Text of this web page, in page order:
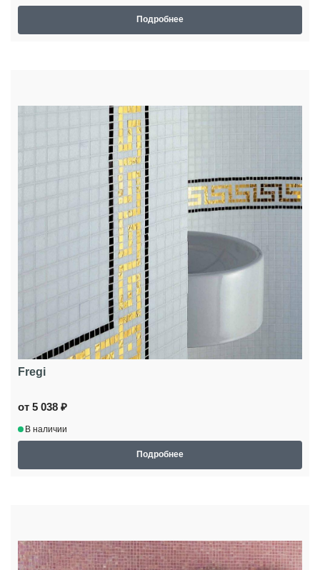
Подробнее
Fregi
от 5 038 ₽
В наличии
Подробнее